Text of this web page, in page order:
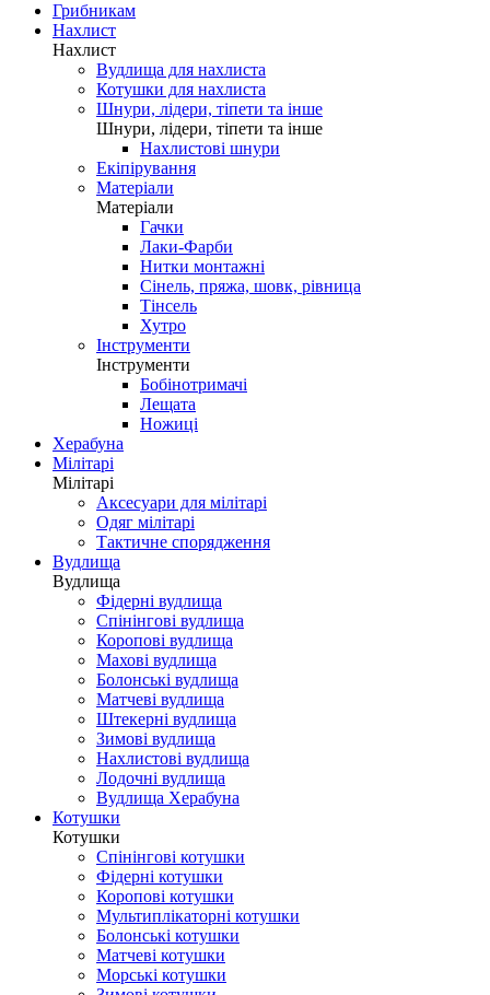
Грибникам
Нахлист
Нахлист
Вудлища для нахлиста
Котушки для нахлиста
Шнури, лідери, тіпети та інше
Шнури, лідери, тіпети та інше
Нахлистові шнури
Екіпірування
Матеріали
Матеріали
Гачки
Лаки-Фарби
Нитки монтажні
Сінель, пряжа, шовк, рівница
Тінсель
Хутро
Інструменти
Інструменти
Бобінотримачі
Лещата
Ножиці
Херабуна
Мілітарі
Мілітарі
Аксесуари для мілітарі
Одяг мілітарі
Тактичне спорядження
Вудлища
Вудлища
Фідерні вудлища
Спінінгові вудлища
Коропові вудлища
Махові вудлища
Болонські вудлища
Матчеві вудлища
Штекерні вудлища
Зимові вудлища
Нахлистові вудлища
Лодочні вудлища
Вудлища Херабуна
Котушки
Котушки
Спінінгові котушки
Фідерні котушки
Коропові котушки
Мультиплікаторні котушки
Болонські котушки
Матчеві котушки
Морські котушки